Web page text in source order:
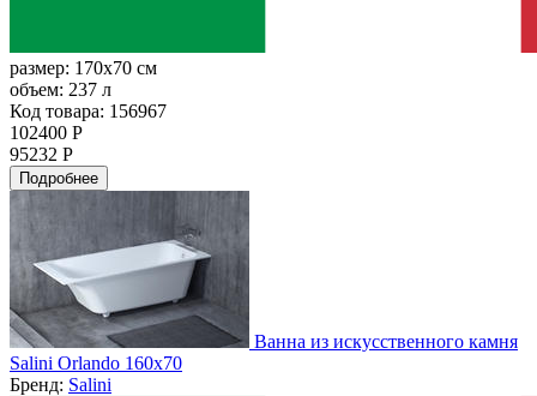
размер: 170x70 см
объем: 237 л
Код товара: 156967
102400 Р
95232 Р
Подробнее
Ванна из искусственного камня
Salini Orlando 160x70
Бренд: Salini